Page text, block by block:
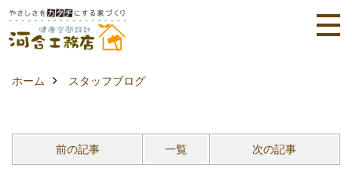
ホーム スタッフブログ
前の記事 一覧 次の記事